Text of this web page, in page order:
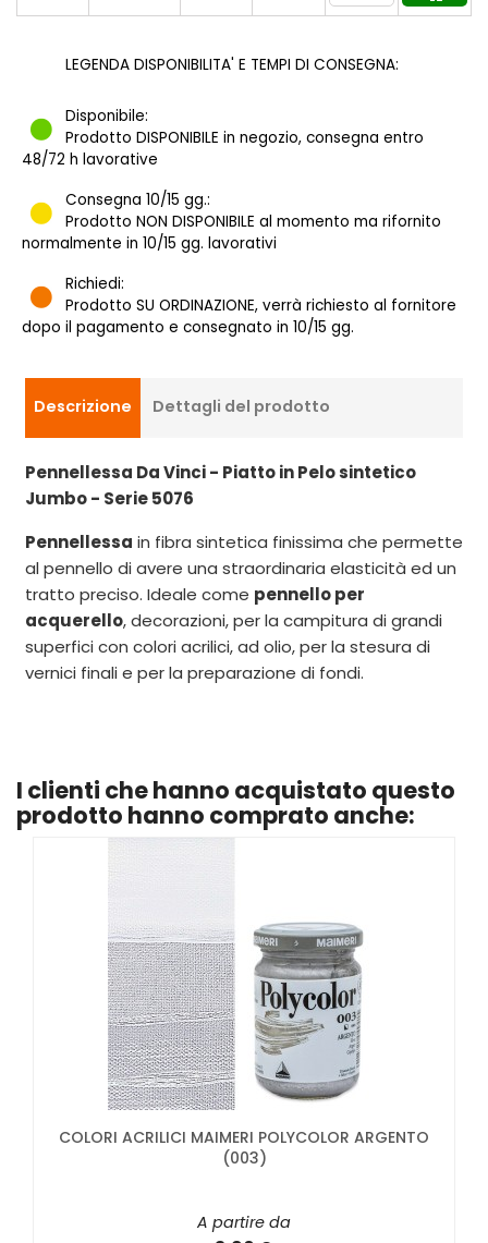
LEGENDA DISPONIBILITA' E TEMPI DI CONSEGNA:
Disponibile:
Prodotto DISPONIBILE in negozio, consegna entro
48/72 h lavorative
Consegna 10/15 gg.:
Prodotto NON DISPONIBILE al momento ma rifornito
normalmente in 10/15 gg. lavorativi
Richiedi:
Prodotto SU ORDINAZIONE, verrà richiesto al fornitore
dopo il pagamento e consegnato in 10/15 gg.
Descrizione Dettagli del prodotto
Pennellessa Da Vinci - Piatto in Pelo sintetico
Jumbo - Serie 5076
Pennellessa in fibra sintetica finissima che permette
al pennello di avere una straordinaria elasticità ed un
tratto preciso. Ideale come pennello per
acquerello, decorazioni, per la campitura di grandi
superfici con colori acrilici, ad olio, per la stesura di
vernici finali e per la preparazione di fondi.
I clienti che hanno acquistato questo
prodotto hanno comprato anche:
COLORI ACRILICI MAIMERI POLYCOLOR ARGENTO
(003)
A partire da